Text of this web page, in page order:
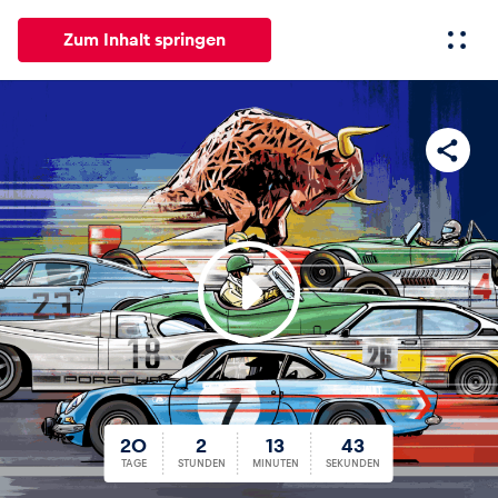
Zum Inhalt springen
Events Erlebnisse Seiten
News
Alle anzeigen
Events
Alle anzeigen
20
20
TAGE
2
2
STUNDEN
13
13
MINUTEN 43
SEKUNDEN